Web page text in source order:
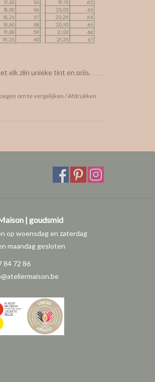
elk zijn unieke tint en prijs.
om te vergelijken /Afdrukken
| goudsmid
op woensdag en zaterdag
maandag gesloten
84 72 86